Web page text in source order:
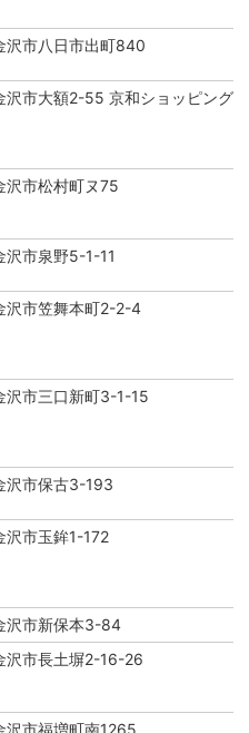
沢市八日市出町840
沢市大額2-55 京和ショッピング
沢市松村町ヌ75
沢市泉野5-1-11
沢市笠舞本町2-2-4
沢市三口新町3-1-15
沢市保古3-193
沢市玉鉾1-172
沢市新保本3-84
沢市長土塀2-16-26